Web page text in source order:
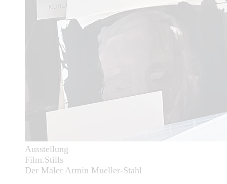
Ausstellung
Film.Stills
Der Maler Armin Mueller-Stahl